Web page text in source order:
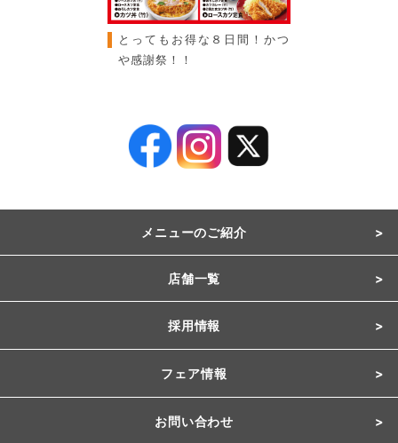
とってもお得な８日間！かつ
や感謝祭！！
メニューのご紹介
店舗一覧
採用情報
フェア情報
お問い合わせ